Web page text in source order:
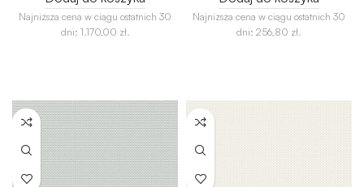
Najniższa cena w ciągu ostatnich 30
dni: 1.170,00 zł.
Najniższa cena w ciągu ostatnich 30
dni: 256,80 zł